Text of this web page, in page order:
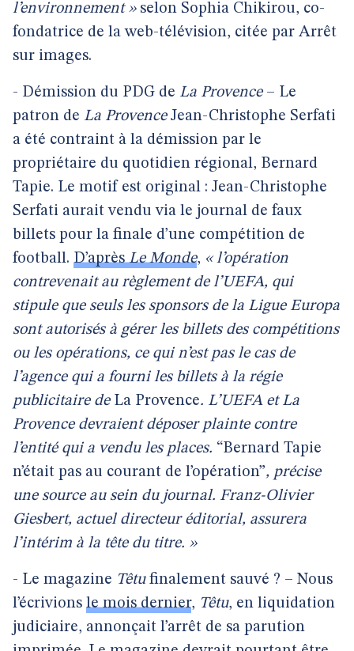
l’environnement » selon Sophia Chikirou, co-
fondatrice de la web-télévision, citée par Arrêt
sur images.
- Démission du PDG de La Provence– Le
patron de La ProvenceJean-Christophe Serfati
a été contraint à la démission par le
propriétaire du quotidien régional, Bernard
Tapie. Le motif est original : Jean-Christophe
Serfati aurait vendu via le journal de faux
billets pour la finale d’une compétition de
football. D’aprèsLe Monde, « l’opération
contrevenait au règlement de l’UEFA, qui
stipule que seuls les sponsors de la Ligue Europa
sont autorisés à gérer les billets des compétitions
ou les opérations, ce qui n’est pas le cas de
l’agence qui a fourni les billets à la régie
publicitaire de La Provence. L’UEFA et La
Provence devraient déposer plainte contre
l’entité qui a vendu les places. “Bernard Tapie
n’était pas au courant de l’opération”, précise
une source au sein du journal. Franz-Olivier
Giesbert, actuel directeur éditorial, assurera
l’intérim à la tête du titre. »
- Le magazine Têtufinalement sauvé ? – Nous
l’écrivions le mois dernier, Têtu, en liquidation
judiciaire, annonçait l’arrêt de sa parution